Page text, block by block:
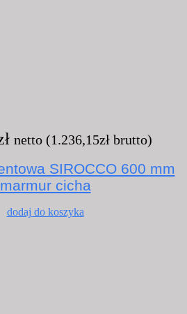
netto (1.236,15złbrutto)
SIROCCO 600 mm
marmur cicha
dodaj do koszyka